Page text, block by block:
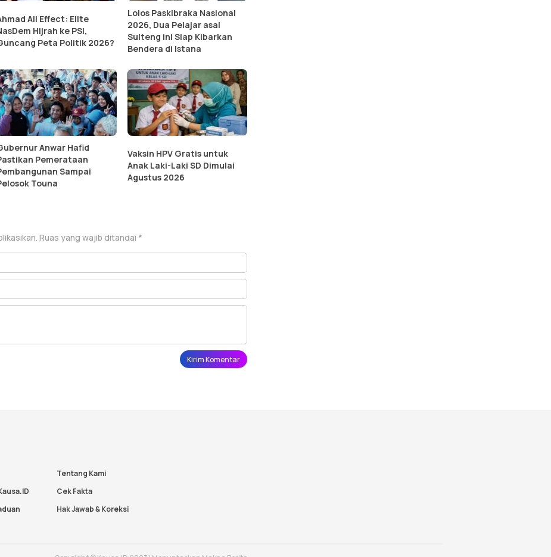
Ali Effect: Elite
Hijrah ke PSI,
Peta Politik 2026?
Lolos Paskibraka Nasional
2026, Dua Pelajar asal
Sulteng ini Siap Kibarkan
Bendera di Istana
Anwar Hafid
Pemerataan
Sampai
Touna
Vaksin HPV Gratis untuk
Anak Laki-Laki SD Dimulai
Agustus 2026
Ruas yang wajib ditandai *
Tentang Kami
Cek Fakta
Hak Jawab & Koreksi